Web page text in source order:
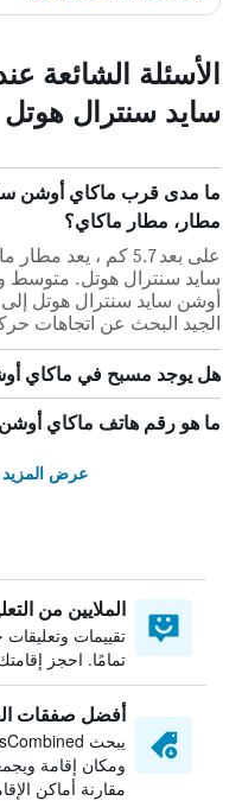
الأسئلة الشائعة
سايد سنترال هوتل
ما مدى قرب ماكاي أوشن
مطار، مطار ماكاي؟
على بعد 5.7 كم ،
سايد سنترال هوتل. متوسط
الجيد البحث عن اتجاهات
هل يوجد مسبح في ماكاي
ما هو رقم هاتف ماكاي
عرض المزيد
الملايين من
تقييمات وتعليقات
تمامًا. احجز
أفضل صفقات
ومكان إقامة
مقارنة أماكن